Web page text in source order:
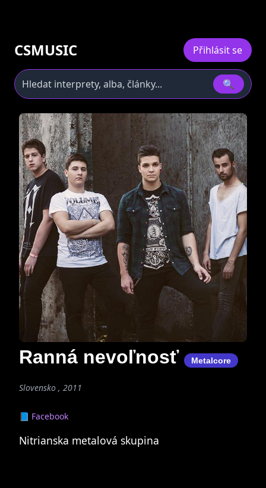
CSMUSIC Přihlásit se
🔍
Ranná nevoľnosť Metalcore
Slovensko , 2011
📘 Facebook
Nitrianska metalová skupina